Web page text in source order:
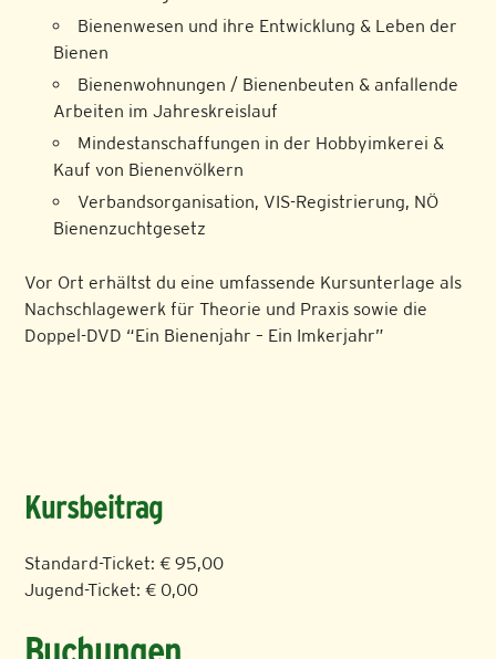
Bienenwesen und ihre Entwicklung & Leben der
Bienen
Bienenwohnungen / Bienenbeuten & anfallende
Arbeiten im Jahreskreislauf
Mindestanschaffungen in der Hobbyimkerei &
Kauf von Bienenvölkern
Verbandsorganisation, VIS-Registrierung, NÖ
Bienenzuchtgesetz
Vor Ort erhältst du eine umfassende Kursunterlage als
Nachschlagewerk für Theorie und Praxis sowie die
Doppel-DVD “Ein Bienenjahr – Ein Imkerjahr”
Kursbeitrag
Standard-Ticket: € 95,00
Jugend-Ticket: € 0,00